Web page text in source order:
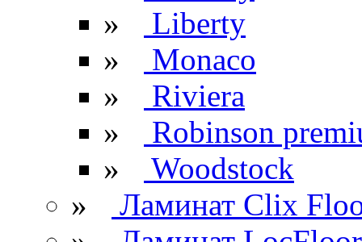
»
Liberty
»
Monaco
»
Riviera
»
Robinson
»
Woodstock
»
Ламинат Clix